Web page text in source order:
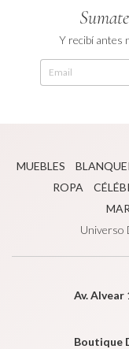
Y recibí antes
MUEBLES
ROPA
Universo
Av. Alvear
Boutique